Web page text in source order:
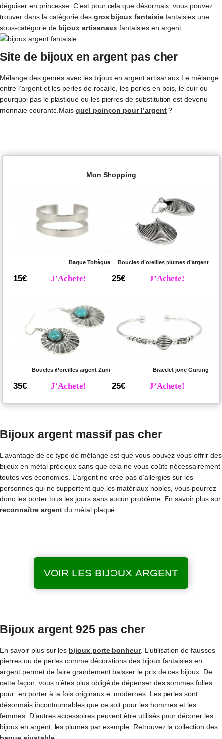
déguiser en princesse. C’est pour cela que désormais, vous pouvez
trouver dans la catégorie des gros bijoux fantaisie fantaisies une
sous-catégorie de bijoux artisanaux fantaisies en argent.
Site de bijoux en argent pas cher
Mélange des genres avec les bijoux en argent artisanaux.Le mélange
entre l’argent et les perles de rocaille, les perles en bois, le cuir ou
pourquoi pas le plastique ou les pierres de substitution est devenu
monnaie courante.Mais quel poinçon pour l’argent ?
Mon Shopping
Bague Toltèque
15€ J’Achete!
Boucles d’oreilles plumes d’argent
25€ J’Achete!
Boucles d’oreilles argent Zuni
35€ J’Achete!
Bracelet jonc Gurung
25€ J’Achete!
Bijoux argent massif pas cher
L’avantage de ce type de mélange est que vous pouvez vous offrir des
bijoux en métal précieux sans que cela ne vous coûte nécessairement
toutes vos économies. L’argent ne crée pas d’allergies sur les
personnes qui ne supportent que les matériaux nobles, vous pourrez
donc les porter tous les jours sans aucun problème. En savoir plus sur
reconnaître argent du métal plaqué.
VOIR LES BIJOUX ARGENT
Bijoux argent 925 pas cher
En savoir plus sur les bijoux porte bonheur. L’utilisation de fausses
pierres ou de perles comme décorations des bijoux fantaisies en
argent permet de faire grandement baisser le prix de ces bijoux. De
cette façon, vous n’êtes plus obligé de dépenser des sommes folles
pour en porter à la fois originaux et modernes. Les perles sont
désormais incontournables que ce soit pour les hommes et les
femmes. D’autres accessoires peuvent être utilisés pour décorer les
bijoux en argent, les plumes par exemple. Retrouvez la collection des